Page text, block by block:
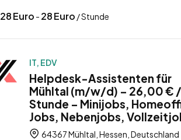
28Euro - 28Euro / Stunde
IT, EDV
Helpdesk-Assistenten für
Mühltal (m/w/d) – 26,00 € /
Stunde – Minijobs,
Jobs, Nebenjobs,
64367 Mühltal, Hessen, Deutschland